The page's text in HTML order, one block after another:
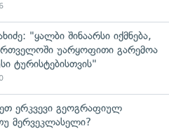
"ყალბი შინაარსი იქმნება,
უარყოფითი გარემოა
ტურისტებისთვის"
ერკვევი გეოგრაფიულ
მერვეკლასელი?